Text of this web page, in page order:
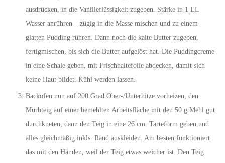
ausdrücken, in die Vanilleflüssigkeit zugeben. Stärke in 1 EL
Wasser anrühren – zügig in die Masse mischen und zu einem
glatten Pudding rühren. Dann noch die kalte Butter zugeben,
fertigmischen, bis sich die Butter aufgelöst hat. Die Puddingcreme
in eine Schale geben, mit Frischhaltefolie abdecken, damit sich
keine Haut bildet. Kühl werden lassen.
Backofen nun auf 200 Grad Ober-/Unterhitze vorheizen, den
Mürbteig auf einer bemehlten Arbeitsfläche mit den 50 g Mehl gut
durchkneten, dann den Teig in eine 26 cm. Tarteform geben und
alles gleichmäßig inkls. Rand auskleiden. Am besten funktioniert
das mit den Händen, weil der Teig etwas weicher ist. Den Teig